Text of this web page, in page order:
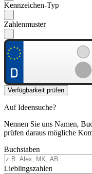
Kennzeichen-Typ
Zahlenmuster
Verfügbarkeit prüfen
Auf Ideensuche?
Nennen Sie uns Namen,
prüfen daraus mögliche
Buchstaben
Lieblingszahlen